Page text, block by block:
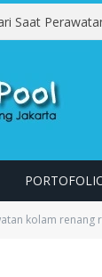
kolam renang